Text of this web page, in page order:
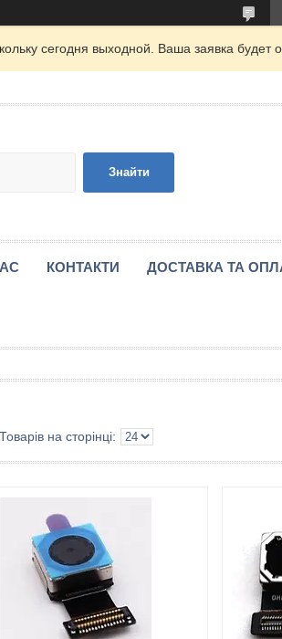
сегодня выходной. Ваша заявка будет
Знайти
КОНТАКТИ ДОСТАВКА ТА